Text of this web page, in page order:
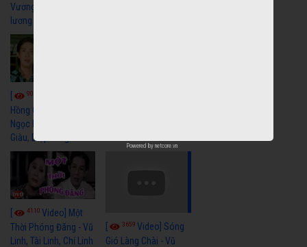
Vương Lệ Thủy | cải
lương xã hội hay nhất
9059
Hồng Cài Áo - Vũ Linh,
Ngọc Huyền, Ngọc
Giàu, Diệp Lang
4110 Video] Một
Thời Phóng Đãng - Vũ
Linh, Tài Linh, Chí Linh
3659Video] Sóng
Gió Làng Chài - Vũ
Powered by netcore.vn